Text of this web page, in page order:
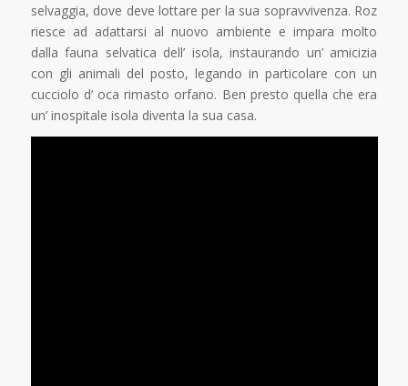
selvaggia, dove deve lottare per la sua sopravvivenza. Roz
riesce ad adattarsi al nuovo ambiente e impara molto
dalla fauna selvatica dell’ isola, instaurando un’ amicizia
con gli animali del posto, legando in particolare con un
cucciolo d’ oca rimasto orfano. Ben presto quella che era
un’ inospitale isola diventa la sua casa.